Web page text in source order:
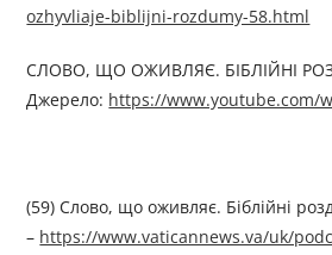
ozhyvliaje-biblijni-rozdumy-58.html
СЛОВО, ЩО ОЖИВЛЯЄ. БІБЛІЙНІ
Джерелo: https://www.youtube.com/
(59) Слово, що оживляє. Біблійні
– https://www.vaticannews.va/uk/